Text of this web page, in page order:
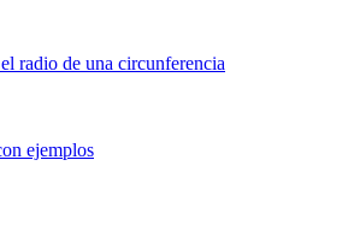
radio de una circunferencia
ejemplos